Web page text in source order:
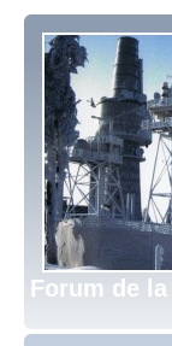
Forum de